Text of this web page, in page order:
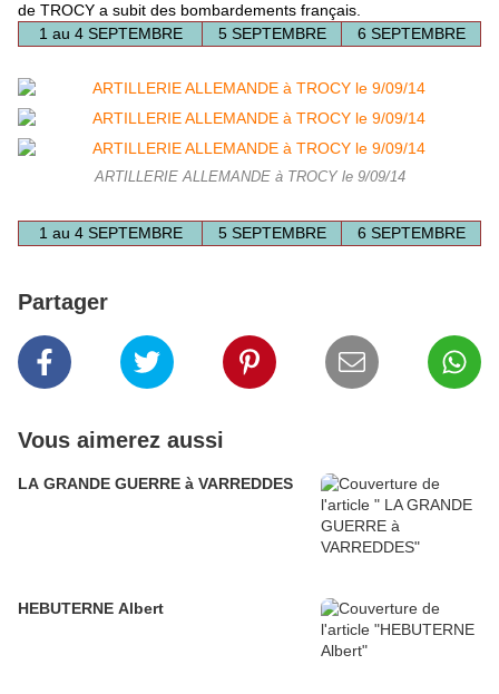
de TROCY a subit des bombardements français.
1 au 4 SEPTEMBRE
5 SEPTEMBRE 6 SEPTEMBRE
ARTILLERIE ALLEMANDE à TROCY le 9/09/14
1 au 4 SEPTEMBRE 5 SEPTEMBRE 6 SEPTEMBRE
Partager
Vous aimerez aussi
LA GRANDE GUERRE à VARREDDES
HEBUTERNE Albert